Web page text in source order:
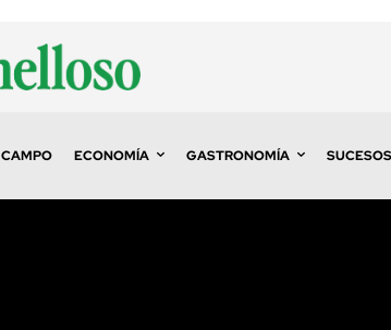
CAMPO ECONOMÍA GASTRONOMÍA SUCESOS